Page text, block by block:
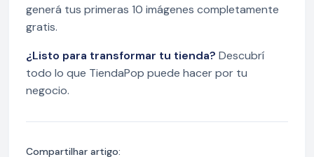
generá tus primeras 10 imágenes completamente
gratis.
¿Listo para transformar tu tienda? Descubrí
todo lo que TiendaPop puede hacer por tu
negocio.
Compartilhar artigo: